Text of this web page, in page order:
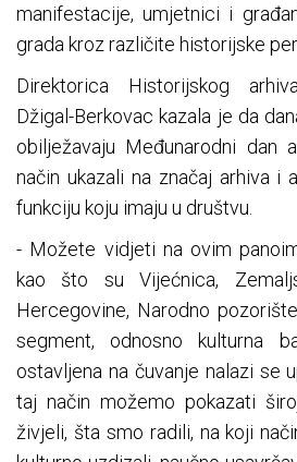
manifestacije, umjetnici i
grada kroz različite historijske
Direktorica Historijskog
Džigal-Berkovac kazala je da
obilježavaju Međunarodni dan
način ukazali na značaj arhiva i
funkciju koju imaju u društvu.
- Možete vidjeti na ovim
kao što su Vijećnica,
Hercegovine, Narodno
segment, odnosno kulturna
ostavljena na čuvanje nalazi se
taj način možemo pokazati
živjeli, šta smo radili, na koji